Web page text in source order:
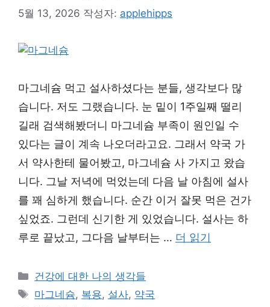
5월 13, 2026 작성자: applehipps
마그네슘 먹고 설사하셨다는 분들, 생각보다 많
습니다. 저도 그랬습니다. 눈 밑이 1주일째 떨리
길래 검색해봤더니 마그네슘 부족이 원인일 수
있다는 글이 계속 나오더라고요. 그래서 약국 가
서 약사한테 물어봤고, 마그네슘 사 가지고 왔습
니다. 그날 저녁에 먹었는데 다음 날 아침에 설사
를 꽤 심하게 했습니다. 순간 이거 잘못 먹은 건가
싶었죠. 그런데 신기한 게 있었습니다. 설사는 하
루로 끝났고, 그다음 날부터는 … 더 읽기
카
테
고
건강에 대한 나의 생각들
태
마그네슘, 복용, 설사, 약국